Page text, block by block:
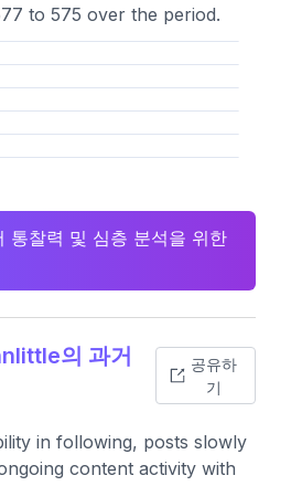
to 575 over the period.
통찰력 및 심층 분석을 위한
의 과거
공유하
기
in following, posts slowly
content activity with